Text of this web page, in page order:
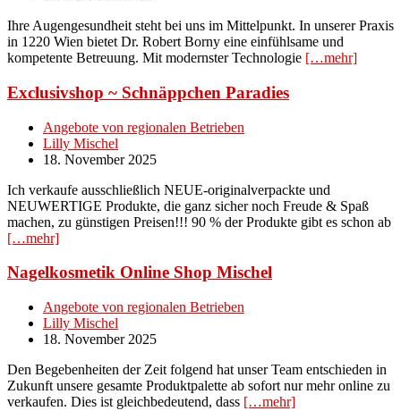
Ihre Augengesundheit steht bei uns im Mittelpunkt. In unserer Praxis
in 1220 Wien bietet Dr. Robert Borny eine einfühlsame und
kompetente Betreuung. Mit modernster Technologie […mehr]
Exclusivshop ~ Schnäppchen Paradies
Angebote von regionalen Betrieben
Lilly Mischel
18. November 2025
Ich verkaufe ausschließlich NEUE-originalverpackte und
NEUWERTIGE Produkte, die ganz sicher noch Freude & Spaß
machen, zu günstigen Preisen!!! 90 % der Produkte gibt es schon ab
[…mehr]
Nagelkosmetik Online Shop Mischel
Angebote von regionalen Betrieben
Lilly Mischel
18. November 2025
Den Begebenheiten der Zeit folgend hat unser Team entschieden in
Zukunft unsere gesamte Produktpalette ab sofort nur mehr online zu
verkaufen. Dies ist gleichbedeutend, dass […mehr]